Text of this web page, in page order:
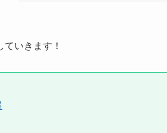
いきます！